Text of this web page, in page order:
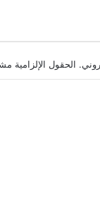
الحقول الإلزامية